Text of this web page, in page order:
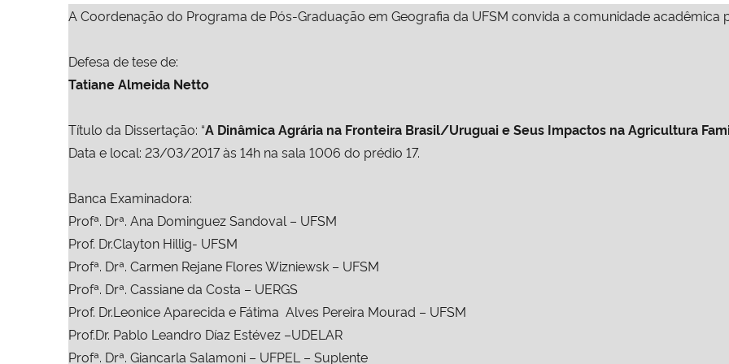
A Coordenação do Programa de Pós-Graduação em Geografia da UFSM convida a comunidade acadêmica
Defesa de tese de:
Tatiane Almeida Netto
Título da Dissertação: “A Dinâmica Agrária na Fronteira Brasil/Uruguai e Seus Impactos na Agricultura
Data e local: 23/03/2017 às 14h na sala 1006 do prédio 17.
Banca Examinadora:
Profª. Drª. Ana Dominguez Sandoval – UFSM
Prof. Dr.Clayton Hillig- UFSM
Profª. Drª. Carmen Rejane Flores Wizniewsk – UFSM
Profª. Drª. Cassiane da Costa – UERGS
Prof. Dr.Leonice Aparecida e Fátima Alves Pereira Mourad – UFSM
Prof.Dr. Pablo Leandro Díaz Estévez –UDELAR
Profª. Drª. Giancarla Salamoni – UFPEL – Suplente